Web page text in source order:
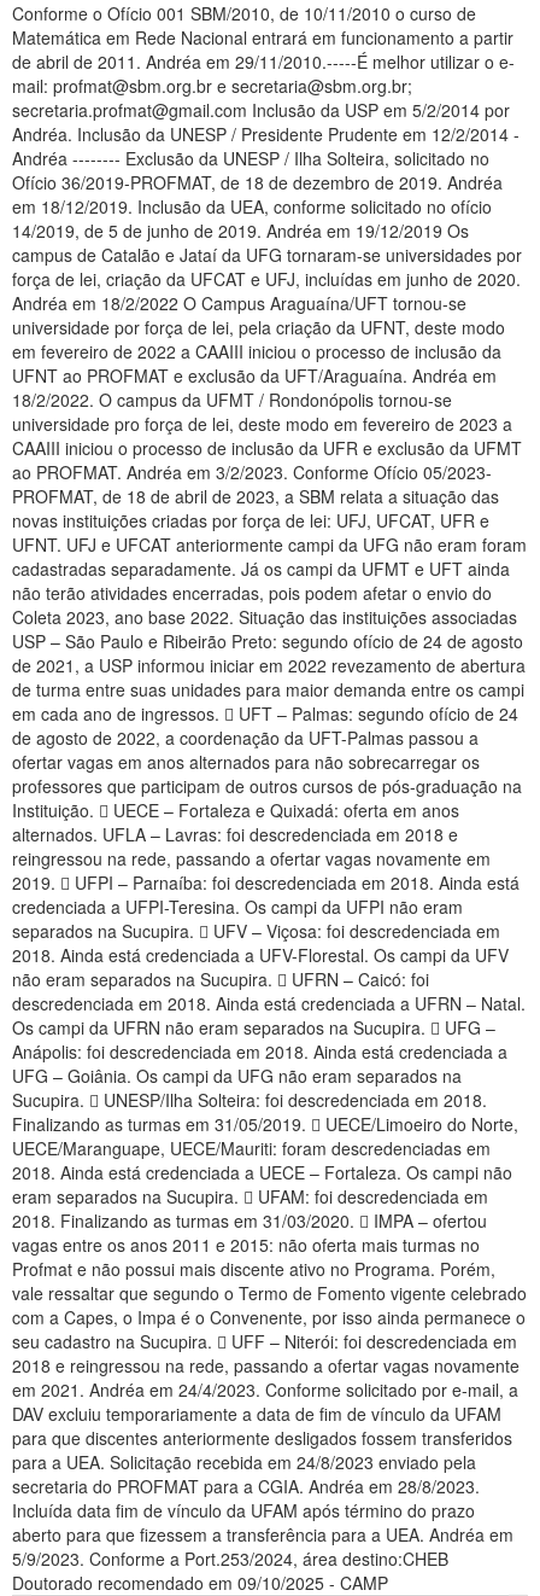
Secretaria-Geral
Gabinete de Segurança Institucional
Advocacia-Geral da União
Banco Central do Brasil
Conforme o Ofício 001 SBM/2010, de 10/11/2010 o curso de
Matemática em Rede Nacional entrará em funcionamento a partir
de abril de 2011. Andréa em 29/11/2010.-----É melhor utilizar o e-
mail: profmat@sbm.org.br e secretaria@sbm.org.br;
secretaria.profmat@gmail.com Inclusão da USP em 5/2/2014 por
Andréa. Inclusão da UNESP / Presidente Prudente em 12/2/2014 -
Andréa -------- Exclusão da UNESP / Ilha Solteira, solicitado no
Ofício 36/2019-PROFMAT, de 18 de dezembro de 2019. Andréa
em 18/12/2019. Inclusão da UEA, conforme solicitado no ofício
14/2019, de 5 de junho de 2019. Andréa em 19/12/2019 Os
campus de Catalão e Jataí da UFG tornaram-se universidades por
força de lei, criação da UFCAT e UFJ, incluídas em junho de 2020.
Andréa em 18/2/2022 O Campus Araguaína/UFT tornou-se
universidade por força de lei, pela criação da UFNT, deste modo
em fevereiro de 2022 a CAAIII iniciou o processo de inclusão da
UFNT ao PROFMAT e exclusão da UFT/Araguaína. Andréa em
18/2/2022. O campus da UFMT / Rondonópolis tornou-se
universidade pro força de lei, deste modo em fevereiro de 2023 a
CAAIII iniciou o processo de inclusão da UFR e exclusão da UFMT
ao PROFMAT. Andréa em 3/2/2023. Conforme Ofício 05/2023-
PROFMAT, de 18 de abril de 2023, a SBM relata a situação das
novas instituições criadas por força de lei: UFJ, UFCAT, UFR e
UFNT. UFJ e UFCAT anteriormente campi da UFG não eram foram
cadastradas separadamente. Já os campi da UFMT e UFT ainda
não terão atividades encerradas, pois podem afetar o envio do
Coleta 2023, ano base 2022. Situação das instituições associadas
USP – São Paulo e Ribeirão Preto: segundo ofício de 24 de agosto
de 2021, a USP informou iniciar em 2022 revezamento de abertura
de turma entre suas unidades para maior demanda entre os campi
em cada ano de ingressos.  UFT – Palmas: segundo ofício de 24
de agosto de 2022, a coordenação da UFT-Palmas passou a
ofertar vagas em anos alternados para não sobrecarregar os
professores que participam de outros cursos de pós-graduação na
Instituição.  UECE – Fortaleza e Quixadá: oferta em anos
alternados. UFLA – Lavras: foi descredenciada em 2018 e
reingressou na rede, passando a ofertar vagas novamente em
2019.  UFPI – Parnaíba: foi descredenciada em 2018. Ainda está
credenciada a UFPI-Teresina. Os campi da UFPI não eram
separados na Sucupira.  UFV – Viçosa: foi descredenciada em
2018. Ainda está credenciada a UFV-Florestal. Os campi da UFV
não eram separados na Sucupira.  UFRN – Caicó: foi
descredenciada em 2018. Ainda está credenciada a UFRN – Natal.
Os campi da UFRN não eram separados na Sucupira.  UFG –
Anápolis: foi descredenciada em 2018. Ainda está credenciada a
UFG – Goiânia. Os campi da UFG não eram separados na
Sucupira.  UNESP/Ilha Solteira: foi descredenciada em 2018.
Finalizando as turmas em 31/05/2019.  UECE/Limoeiro do Norte,
UECE/Maranguape, UECE/Mauriti: foram descredenciadas em
2018. Ainda está credenciada a UECE – Fortaleza. Os campi não
eram separados na Sucupira.  UFAM: foi descredenciada em
2018. Finalizando as turmas em 31/03/2020.  IMPA – ofertou
vagas entre os anos 2011 e 2015: não oferta mais turmas no
Profmat e não possui mais discente ativo no Programa. Porém,
vale ressaltar que segundo o Termo de Fomento vigente celebrado
com a Capes, o Impa é o Convenente, por isso ainda permanece o
seu cadastro na Sucupira.  UFF – Niterói: foi descredenciada em
2018 e reingressou na rede, passando a ofertar vagas novamente
em 2021. Andréa em 24/4/2023. Conforme solicitado por e-mail, a
DAV excluiu temporariamente a data de fim de vínculo da UFAM
para que discentes anteriormente desligados fossem transferidos
para a UEA. Solicitação recebida em 24/8/2023 enviado pela
secretaria do PROFMAT para a CGIA. Andréa em 28/8/2023.
Incluída data fim de vínculo da UFAM após término do prazo
aberto para que fizessem a transferência para a UEA. Andréa em
5/9/2023. Conforme a Port.253/2024, área destino:CHEB
Doutorado recomendado em 09/10/2025 - CAMP